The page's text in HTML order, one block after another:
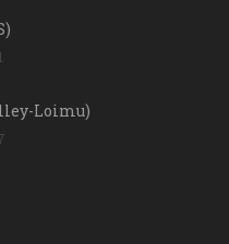
Loimu)